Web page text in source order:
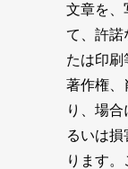
文章を、
て、許諾
たは印刷
著作権、
り、場
るいは
ります。